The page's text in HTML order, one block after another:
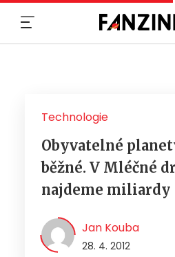
Technologie
Obyvatelné
běžné. V Mléčné
najdeme miliardy
Jan Kouba
28. 4. 2012